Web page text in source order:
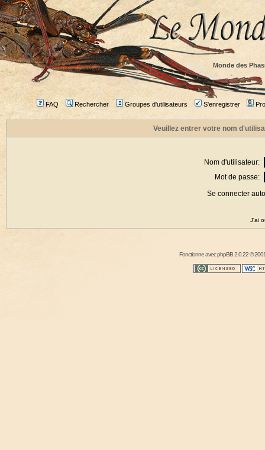
Monde des
FAQ Rechercher Groupes d'utilisateurs S'enregistrer
Veuillez entrer votre nom
Nom d'utilisateur:
Mot de passe:
Se connecter
J'ai
Fonctionne avecphpBB2.0.22 ©